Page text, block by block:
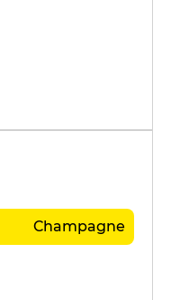
Champagne